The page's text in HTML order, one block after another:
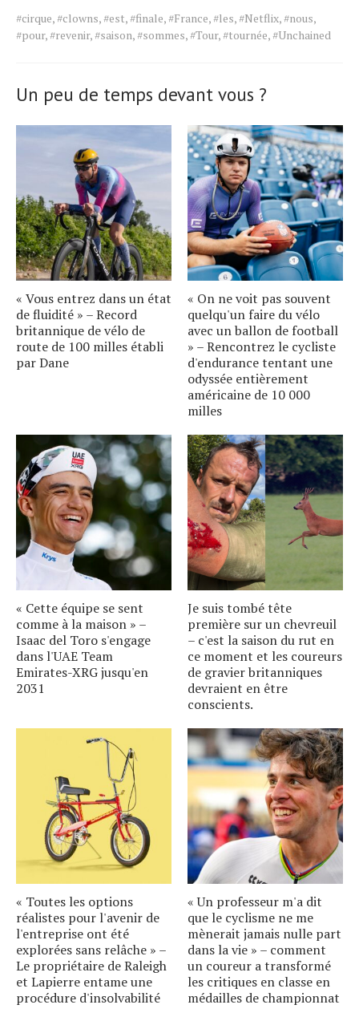
Tags
for
#cirque,#clowns,#est,#finale,#France,#les,#Netflix,#nous,
#pour,#revenir,#saison,#sommes,#Tour,#tournée,#Unchained
Un peu de temps devant vous ?
« Vous entrez dans un état
de fluidité » – Record
britannique de vélo de
route de 100 milles établi
par Dane
« On ne voit pas souvent
quelqu'un faire du vélo
avec un ballon de football
» – Rencontrez le cycliste
d'endurance tentant une
odyssée entièrement
américaine de 10 000
milles
« Cette équipe se sent
comme à la maison » –
Isaac del Toro s'engage
dans l'UAE Team
Emirates-XRG jusqu'en
2031
Je suis tombé tête
première sur un chevreuil
– c'est la saison du rut en
ce moment et les coureurs
de gravier britanniques
devraient en être
conscients.
« Toutes les options
réalistes pour l'avenir de
l'entreprise ont été
explorées sans relâche » –
Le propriétaire de Raleigh
et Lapierre entame une
procédure d'insolvabilité
« Un professeur m'a dit
que le cyclisme ne me
mènerait jamais nulle part
dans la vie » – comment
un coureur a transformé
les critiques en classe en
médailles de championnat